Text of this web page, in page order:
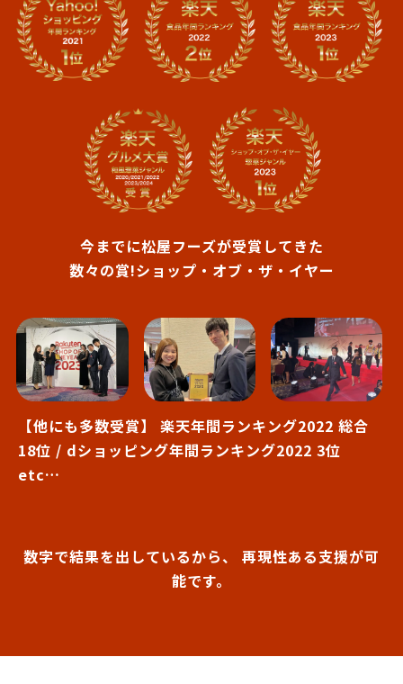
今までに松屋フーズが受賞してきた
数々の賞!ショップ・オブ・ザ・イヤー
【他にも多数受賞】 楽天年間ランキング2022 総合
18位 / dショッピング年間ランキング2022 3位
etc…
数字で結果を出しているから、 再現性ある支援が可
能です。